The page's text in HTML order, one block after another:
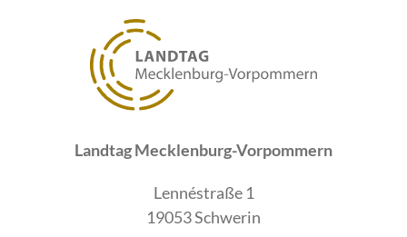
Landtag Mecklenburg-Vorpommern
Lennéstraße 1
19053 Schwerin